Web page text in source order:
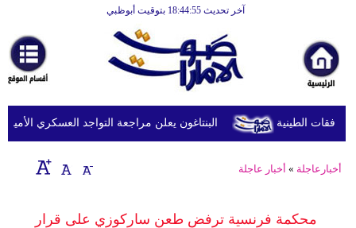
آخر تحديث 18:44:55 بتوقيت أبوظبي
أخبارعاجلة
رياضة
ثقافة
إقتصاد
وموسيقى
البنتاغون يعلن مراجعة التواجد العسكري
أخبارعاجلة » أخبار عاجلة
محكمة فرنسية ترفض طعن ساركوزي على قرار